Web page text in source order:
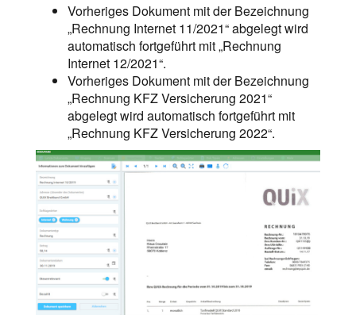
Vorheriges Dokument mit der Bezeichnung
„Rechnung Internet 11/2021“ abgelegt wird
automatisch fortgeführt mit „Rechnung
Internet 12/2021“.
Vorheriges Dokument mit der Bezeichnung
„Rechnung KFZ Versicherung 2021“
abgelegt wird automatisch fortgeführt mit
„Rechnung KFZ Versicherung 2022“.